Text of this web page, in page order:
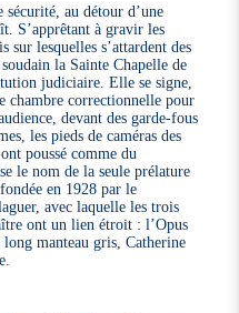
sécurité, au détour d’une
S’apprêtant à gravir les
sur lesquelles s’attardent des
la Sainte Chapelle de
judiciaire. Elle se signe,
correctionnelle pour
devant des garde-fous
les pieds de caméras des
poussé comme du
le nom de la seule prélature
en 1928 par le
avec laquelle les trois
ont un lien étroit : l’Opus
manteau gris, Catherine